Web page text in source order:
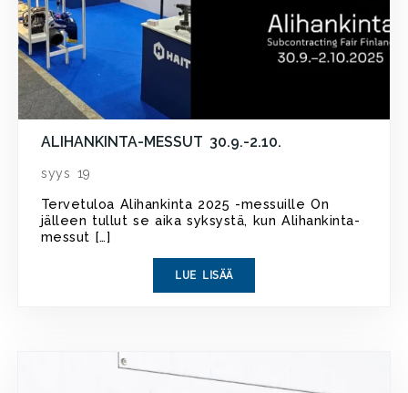
ALIHANKINTA-MESSUT 30.9.-2.10.
syys 19
Tervetuloa Alihankinta 2025 -messuille On
jälleen tullut se aika syksystä, kun Alihankinta-
messut […]
LUE LISÄÄ